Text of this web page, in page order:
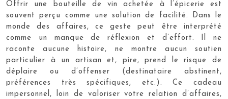
Offrir une bouteille de vin achetée à l’épicerie est
souvent perçu comme une solution de facilité. Dans le
monde des affaires, ce geste peut être interprété
comme un manque de réflexion et d’effort. Il ne
raconte aucune histoire, ne montre aucun soutien
particulier à un artisan et, pire, prend le risque de
déplaire ou d’offenser (destinataire abstinent,
préférences très spécifiques, etc.). Ce cadeau
impersonnel, loin de valoriser votre relation d’affaires,